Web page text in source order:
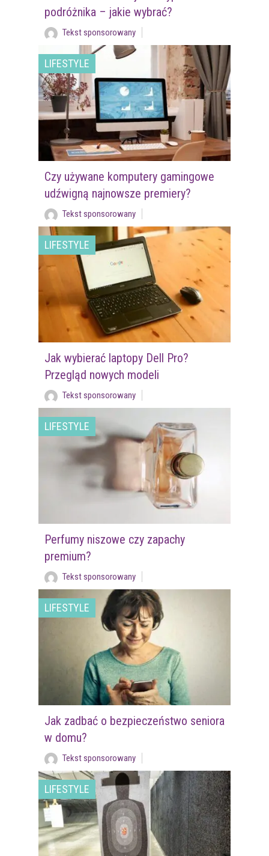
podróżnika – jakie wybrać?
Tekst sponsorowany
LIFESTYLE
Czy używane komputery gamingowe
udźwigną najnowsze premiery?
Tekst sponsorowany
LIFESTYLE
Jak wybierać laptopy Dell Pro?
Przegląd nowych modeli
Tekst sponsorowany
LIFESTYLE
Perfumy niszowe czy zapachy
premium?
Tekst sponsorowany
LIFESTYLE
Jak zadbać o bezpieczeństwo seniora
w domu?
Tekst sponsorowany
LIFESTYLE